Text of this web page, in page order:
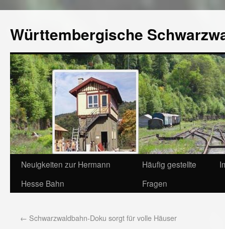
Württembergische
Neuigkeiten zur Hermann
Hesse Bahn
Häufig gestellte
Fragen
← Schwarzwaldbahn-Doku sorgt für volle Häuser